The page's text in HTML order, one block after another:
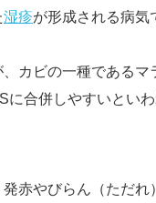
湿疹が形成される病気
カビの一種であるマ
に合併しやすいといわ
赤やびらん（ただれ